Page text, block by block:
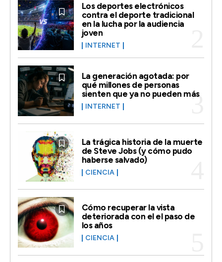
Los deportes electrónicos
contra el deporte tradicional
en la lucha por la audiencia
joven
INTERNET
La generación agotada: por
qué millones de personas
sienten que ya no pueden más
INTERNET
La trágica historia de la muerte
de Steve Jobs (y cómo pudo
haberse salvado)
CIENCIA
Cómo recuperar la vista
deteriorada con el el paso de
los años
CIENCIA